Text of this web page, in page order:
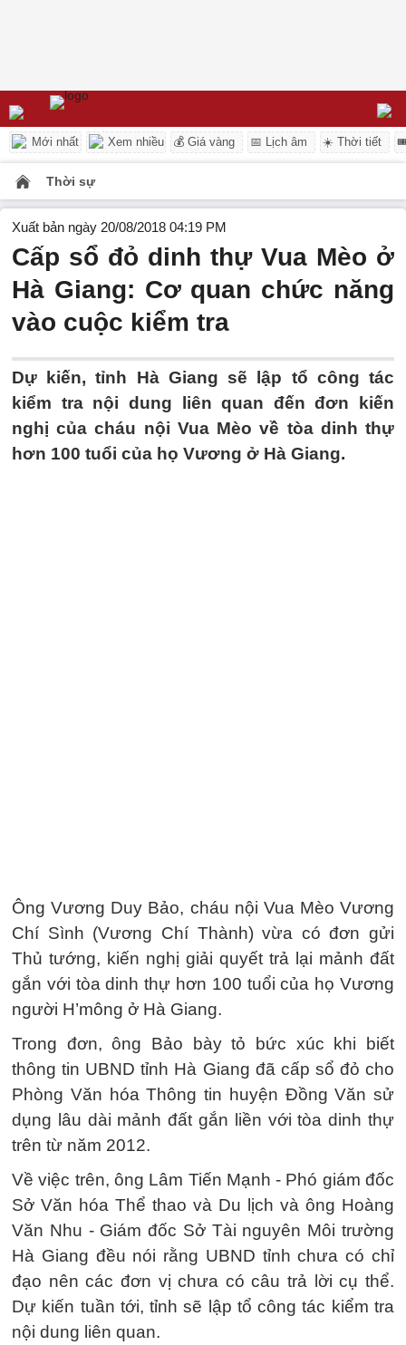
Mới nhất Xem nhiều 💰 Giá vàng 📅 Lịch âm ☀️ Thời tiết
Thời sự
Xuất bản ngày 20/08/2018 04:19 PM
Cấp sổ đỏ dinh thự Vua Mèo ở
Hà Giang: Cơ quan chức năng
vào cuộc kiểm tra
Dự kiến, tỉnh Hà Giang sẽ lập tổ công tác
kiểm tra nội dung liên quan đến đơn kiến
nghị của cháu nội Vua Mèo về tòa dinh thự
hơn 100 tuổi của họ Vương ở Hà Giang.
Ông Vương Duy Bảo, cháu nội Vua Mèo Vương
Chí Sình (Vương Chí Thành) vừa có đơn gửi
Thủ tướng, kiến nghị giải quyết trả lại mảnh đất
gắn với tòa dinh thự hơn 100 tuổi của họ Vương
người H’mông ở Hà Giang.
Trong đơn, ông Bảo bày tỏ bức xúc khi biết
thông tin UBND tỉnh Hà Giang đã cấp sổ đỏ cho
Phòng Văn hóa Thông tin huyện Đồng Văn sử
dụng lâu dài mảnh đất gắn liền với tòa dinh thự
trên từ năm 2012.
Về việc trên, ông Lâm Tiến Mạnh - Phó giám đốc
Sở Văn hóa Thể thao và Du lịch và ông Hoàng
Văn Nhu - Giám đốc Sở Tài nguyên Môi trường
Hà Giang đều nói rằng UBND tỉnh chưa có chỉ
đạo nên các đơn vị chưa có câu trả lời cụ thể.
Dự kiến tuần tới, tỉnh sẽ lập tổ công tác kiểm tra
nội dung liên quan.